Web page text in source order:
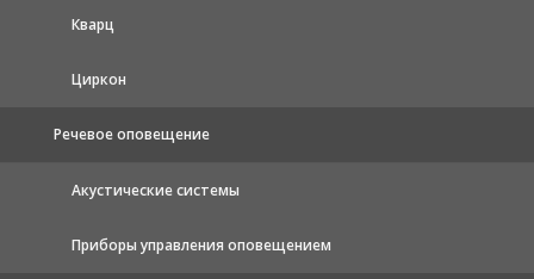
Кварц
Циркон
Речевое оповещение
Акустические системы
Приборы управления оповещением